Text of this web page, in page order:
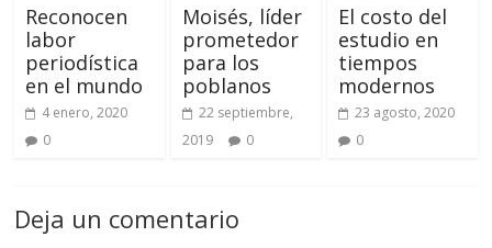
Reconocen
labor
periodística
en el mundo
4 enero, 2020
0
Moisés, líder
prometedor
para los
poblanos
22 septiembre,
2019
0
El costo del
estudio en
tiempos
modernos
23 agosto, 2020
0
Deja un comentario